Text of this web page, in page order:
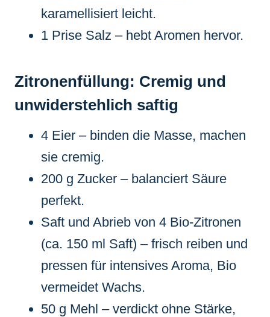
karamellisiert leicht.
1 Prise Salz – hebt Aromen hervor.
Zitronenfüllung: Cremig und
unwiderstehlich saftig
4 Eier – binden die Masse, machen
sie cremig.
200 g Zucker – balanciert Säure
perfekt.
Saft und Abrieb von 4 Bio-Zitronen
(ca. 150 ml Saft) – frisch reiben und
pressen für intensives Aroma, Bio
vermeidet Wachs.
50 g Mehl – verdickt ohne Stärke,